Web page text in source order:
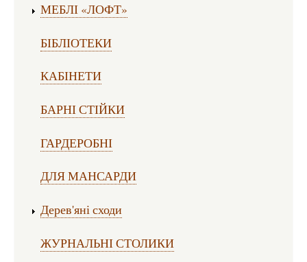
МЕБЛІ «ЛОФТ»
БІБЛІОТЕКИ
КАБІНЕТИ
БАРНІ СТІЙКИ
ГАРДЕРОБНІ
ДЛЯ МАНСАРДИ
Дерев'яні сходи
ЖУРНАЛЬНІ СТОЛИКИ